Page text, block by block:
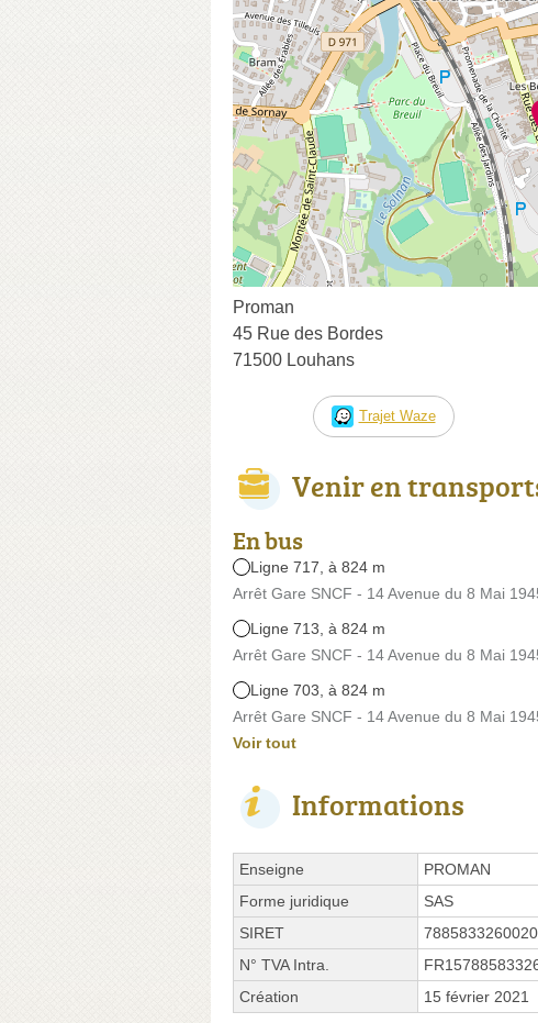
Proman
45 Rue des Bordes
71500 Louhans
Trajet Waze
Venir en
En bus
Ligne 717, à 824 m
Arrêt Gare SNCF - 14 Avenue du 8 Mai
Ligne 713, à 824 m
Arrêt Gare SNCF - 14 Avenue du 8 Mai
Ligne 703, à 824 m
Arrêt Gare SNCF - 14 Avenue du 8 Mai
Voir tout
Informations
Enseigne
PROMAN
Forme juridique
SAS
SIRET
N° TVA Intra.
Création
15 février 2021